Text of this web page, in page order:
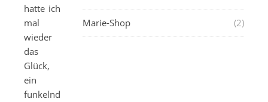
hatte ich
mal
wieder
das
Glück,
ein
funkelndes
Marie-Shop (2)